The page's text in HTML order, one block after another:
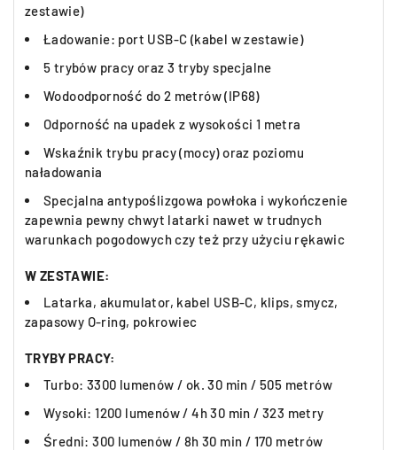
zestawie)
Ładowanie: port USB-C (kabel w zestawie)
5 trybów pracy oraz 3 tryby specjalne
Wodoodporność do 2 metrów (IP68)
Odporność na upadek z wysokości 1 metra
Wskaźnik trybu pracy (mocy) oraz poziomu
naładowania
Specjalna antypoślizgowa powłoka i wykończenie
zapewnia pewny chwyt latarki nawet w trudnych
warunkach pogodowych czy też przy użyciu rękawic
W ZESTAWIE:
Latarka, akumulator, kabel USB-C, klips, smycz,
zapasowy O-ring, pokrowiec
TRYBY PRACY:
Turbo: 3300 lumenów / ok. 30 min / 505 metrów
Wysoki: 1200 lumenów / 4h 30 min / 323 metry
Średni: 300 lumenów / 8h 30 min / 170 metrów